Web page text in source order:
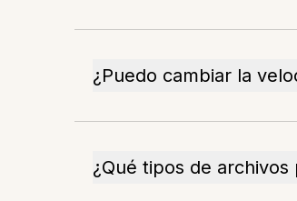
¿Puedo cambiar la
¿Qué tipos de archivos